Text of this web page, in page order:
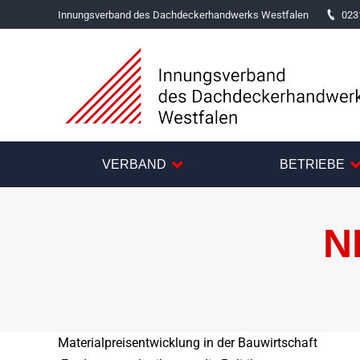
Innungsverband des Dachdeckerhandwerks Westfalen
VERBAND BETRIEBE
Materialpreisentwicklung in der Bauwirtschaft